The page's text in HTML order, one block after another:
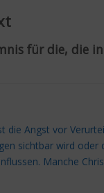
für die, die in
die Angst vor
sichtbar wird
Manche